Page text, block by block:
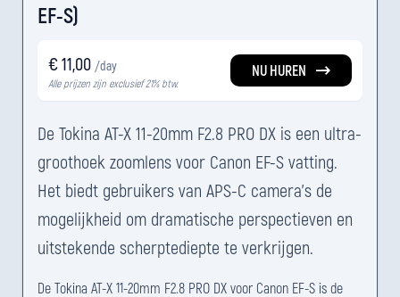
EF-S)
€ 11,00 /day
Alle prijzen zijn exclusief 21% btw.
NU HUREN
De Tokina AT-X 11-20mm F2.8 PRO DX is een ultra-
groothoek zoomlens voor Canon EF-S vatting.
Het biedt gebruikers van APS-C camera's de
mogelijkheid om dramatische perspectieven en
uitstekende scherptediepte te verkrijgen.
De Tokina AT-X 11-20mm F2.8 PRO DX voor Canon EF-S is de